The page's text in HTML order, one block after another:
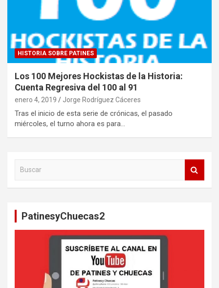
HISTORIA SOBRE PATINES
Los 100 Mejores Hockistas de la Historia:
Cuenta Regresiva del 100 al 91
enero 4, 2019 Jorge Rodríguez Cáceres
Tras el inicio de esta serie de crónicas, el pasado
miércoles, el turno ahora es para…
PatinesyChuecas2